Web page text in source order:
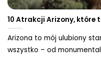
10 Atrakcji Arizony, które
Arizona to mój ulubiony
wszystko – od